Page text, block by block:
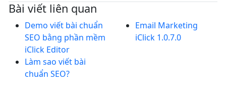
Bài viết liên quan
Demo viết bài chuẩn
SEO bằng phần mềm
iClick Editor
Làm sao viết bài
chuẩn SEO?
Email Marketing
iClick 1.0.7.0